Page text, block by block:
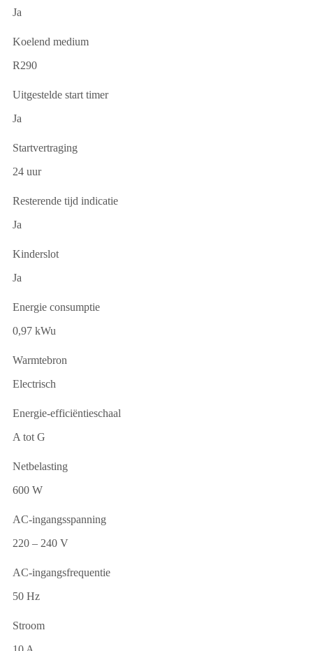
Ja
Koelend medium
R290
Uitgestelde start timer
Ja
Startvertraging
24 uur
Resterende tijd indicatie
Ja
Kinderslot
Ja
Energie consumptie
0,97 kWu
Warmtebron
Electrisch
Energie-efficiëntieschaal
A tot G
Netbelasting
600 W
AC-ingangsspanning
220 – 240 V
AC-ingangsfrequentie
50 Hz
Stroom